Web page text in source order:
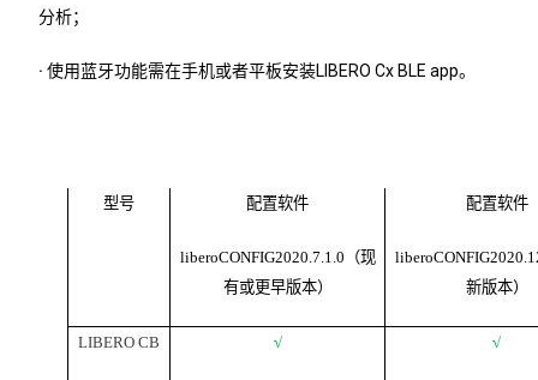
分析；
·使用蓝牙功能需在手机或者平板安装LIBERO Cx BLE app。
型号 配置软件
liberoCONFIG2020.7.1.0（现
有或更早版本）
配置软件
新版本）
LIBERO CB √ √